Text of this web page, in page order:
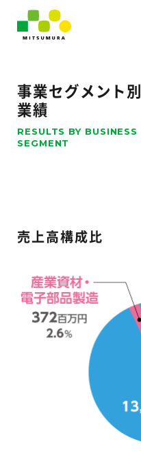
事業セグメント別
業績
RESULTS BY BUSINESS
SEGMENT
売上高構成比